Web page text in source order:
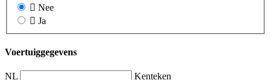
Nee
Ja
Voertuiggegevens
NL
Kenteken